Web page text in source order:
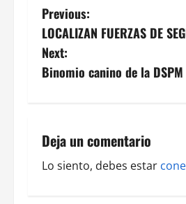
P
o
s
n
a
Previous:
LOCALIZAN FUERZAS DE
Next:
Binomio canino de la
Deja un comentario
Lo siento, debes estar